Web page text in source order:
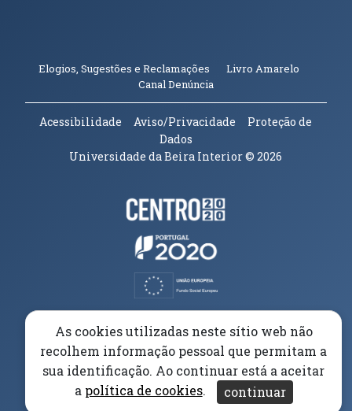
Elogios, Sugestões e Reclamações Livro Amarelo
Canal Denúncia(abre em nova janela)
Acessibilidade Aviso/Privacidade
Proteção de
Dados
Universidade da Beira Interior© 2026
Parceiros e Financiadores
(abre em nova janela)
(abre em nova janela)
As cookies utilizadas neste sítio web não
recolhem informação pessoal que permitam a
sua identificação. Ao continuar está a aceitar
a política de cookies. continuar